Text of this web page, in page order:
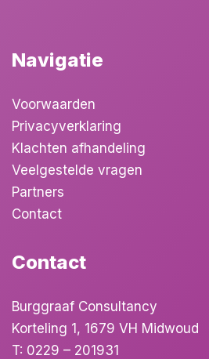
Navigatie
Voorwaarden
Privacyverklaring
Klachten afhandeling
Veelgestelde vragen
Partners
Contact
Contact
Burggraaf Consultancy
Korteling 1, 1679 VH Midwoud
T: 0229 – 201931